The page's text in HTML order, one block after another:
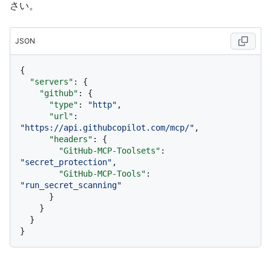
さい。
JSON
{
"servers" :
{
"github" :
{
"type" : "http" ,
"url" :
"https://api.githubcopilot.com/mcp/" ,
"headers" :
{
"GitHub-MCP-Toolsets" :
"secret_protection" ,
"GitHub-MCP-Tools" :
"run_secret_scanning"
}
}
}
}